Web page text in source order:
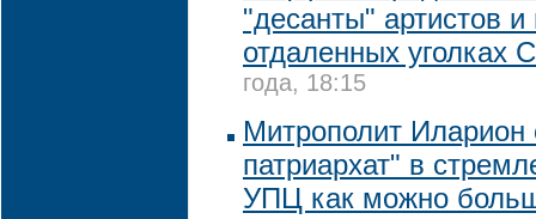
"десанты" артистов и
отдаленных уголках
года, 18:15
Митрополит Иларион
патриархат" в
УПЦ как можно